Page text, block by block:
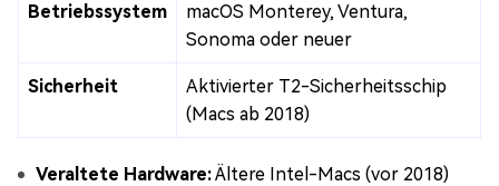
Betriebssystem
macOS Monterey, Ventura,
Sonoma oder neuer
Sicherheit
Aktivierter T2-Sicherheitsschip
(Macs ab 2018)
Veraltete Hardware:Ältere Intel-Macs (vor 2018)